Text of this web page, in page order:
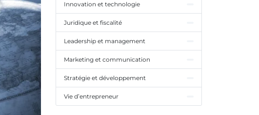
Innovation et technologie
Juridique et fiscalité
Leadership et management
Marketing et communication
Stratégie et développement
Vie d’entrepreneur